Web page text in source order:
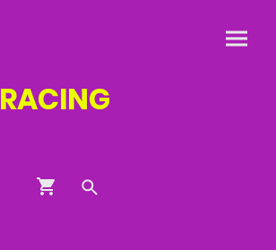
RACING